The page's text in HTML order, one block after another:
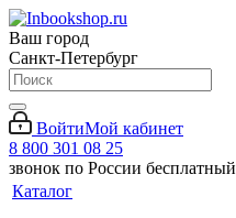
Ваш город
Санкт-Петербург
ВойтиМой кабинет
8 800 301 08 25
звонок по России бесплатный
Каталог